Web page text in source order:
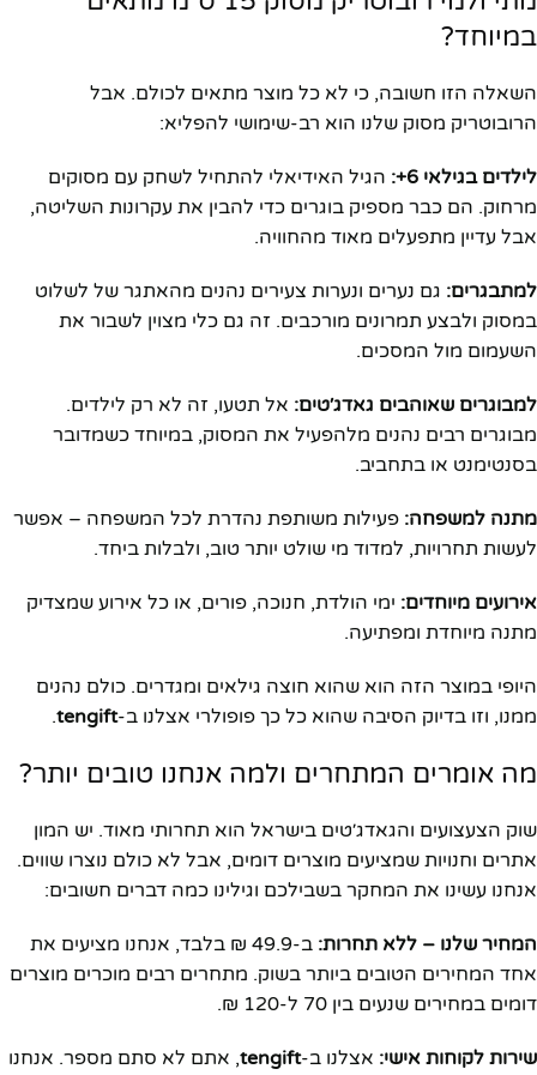
במיוחד?
השאלה הזו חשובה, כי לא כל מוצר מתאים לכולם. אבל
הרובוטריק מסוק שלנו הוא רב-שימושי להפליא:
לילדים בגילאי 6+:
הגיל האידיאלי להתחיל לשחק עם מסוקים
מרחוק. הם כבר מספיק בוגרים כדי להבין את עקרונות השליטה,
אבל עדיין מתפעלים מאוד מהחוויה.
למתבגרים: גם נערים ונערות צעירים נהנים מהאתגר של לשלוט
במסוק ולבצע תמרונים מורכבים. זה גם כלי מצוין לשבור את
השעמום מול המסכים.
למבוגרים שאוהבים גאדג׳טים: אל תטעו, זה לא רק לילדים.
מבוגרים רבים נהנים מלהפעיל את המסוק, במיוחד כשמדובר
בסנטימנט או בתחביב.
מתנה למשפחה: פעילות משותפת נהדרת לכל המשפחה – אפשר
לעשות תחרויות, למדוד מי שולט יותר טוב, ולבלות ביחד.
אירועים מיוחדים: ימי הולדת, חנוכה, פורים, או כל אירוע שמצדיק
מתנה מיוחדת ומפתיעה.
היופי במוצר הזה הוא שהוא חוצה גילאים ומגדרים. כולם נהנים
ממנו, וזו בדיוק הסיבה שהוא כל כך פופולרי אצלנו ב-tengift
.
מה אומרים המתחרים ולמה אנחנו טובים יותר?
שוק הצעצועים והגאדג׳טים בישראל הוא תחרותי מאוד. יש המון
אתרים וחנויות שמציעים מוצרים דומים, אבל לא כולם נוצרו שווים.
אנחנו עשינו את המחקר בשבילכם וגילינו כמה דברים חשובים:
המחיר שלנו – ללא תחרות:
ב-49.9 ₪ בלבד, אנחנו מציעים את
אחד המחירים הטובים ביותר בשוק. מתחרים רבים מוכרים מוצרים
דומים במחירים שנעים בין 70 ל-120 ₪.
שירות לקוחות אישי: אצלנו ב-tengift, אתם לא סתם מספר. אנחנו